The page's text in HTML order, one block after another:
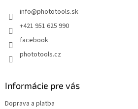
info@phototools.sk
+421 951 625 990
facebook
phototools.cz
Informácie pre vás
Doprava a platba